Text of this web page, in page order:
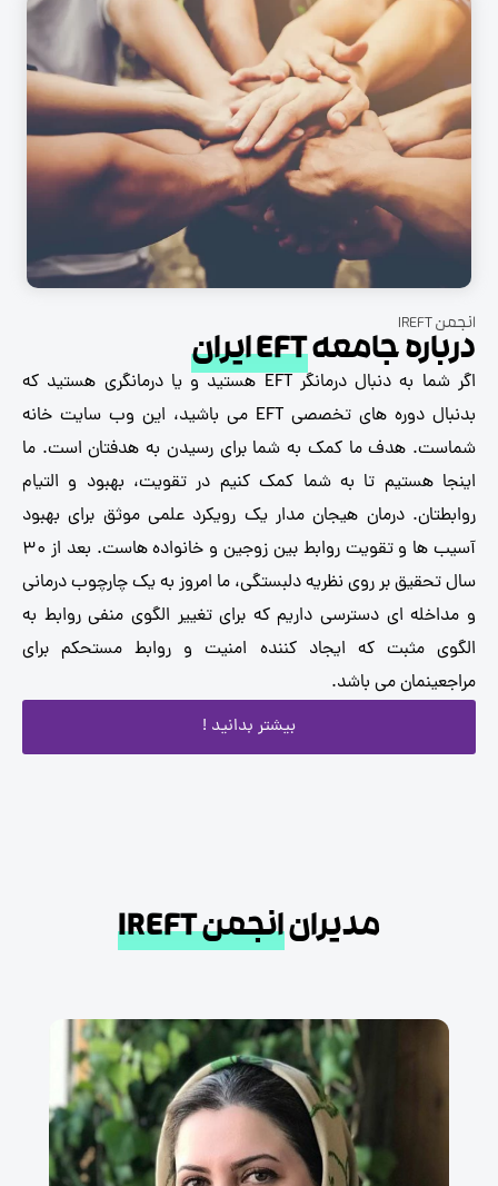
جامعهEFT ایران
اگر شما به دنبال درمانگر EFT هستید و یا درمانگری هستید که
بدنبال دوره های تخصصی EFT می باشید، این وب سایت خانه
هدف ما کمک به شما برای رسیدن به هدفتان است. ما
هستیم تا به شما کمک کنیم در تقویت، بهبود و التیام
درمان هیجان مدار یک رویکرد علمی موثق برای بهبود
آسیب ها و تقویت روابط بین زوجین و خانواده هاست. بعد از 30
بر روی نظریه دلبستگی، ما امروز به یک چارچوب درمانی
ای دسترسی داریم که برای تغییر الگوی منفی روابط به
مثبت که ایجاد کننده امنیت و روابط مستحکم برای
می باشد.
بیشتر بدانید !
مدیرانانجمن IREFT